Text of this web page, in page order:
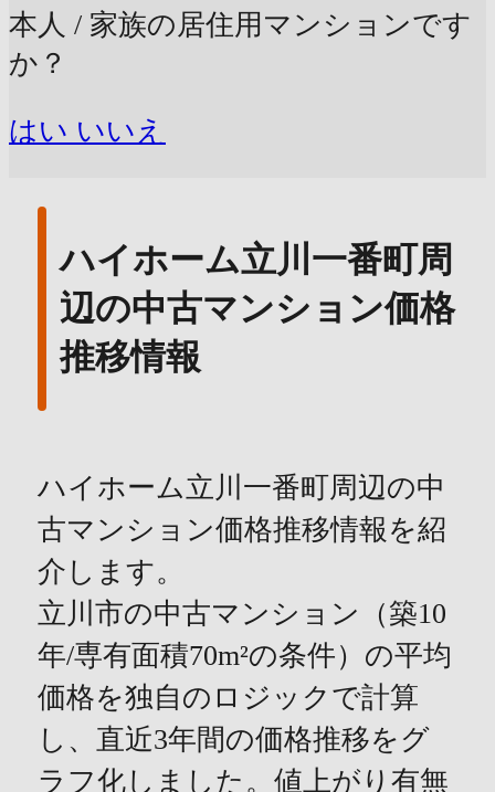
本人 / 家族の居住用マンションです
か？
はい いいえ
ハイホーム立川一番町周
辺の中古マンション価格
推移情報
ハイホーム立川一番町周辺の中
古マンション価格推移情報を紹
介します。
立川市の中古マンション（築10
年/専有面積70m²の条件）の平均
価格を独自のロジックで計算
し、直近3年間の価格推移をグ
ラフ化しました。値上がり有無